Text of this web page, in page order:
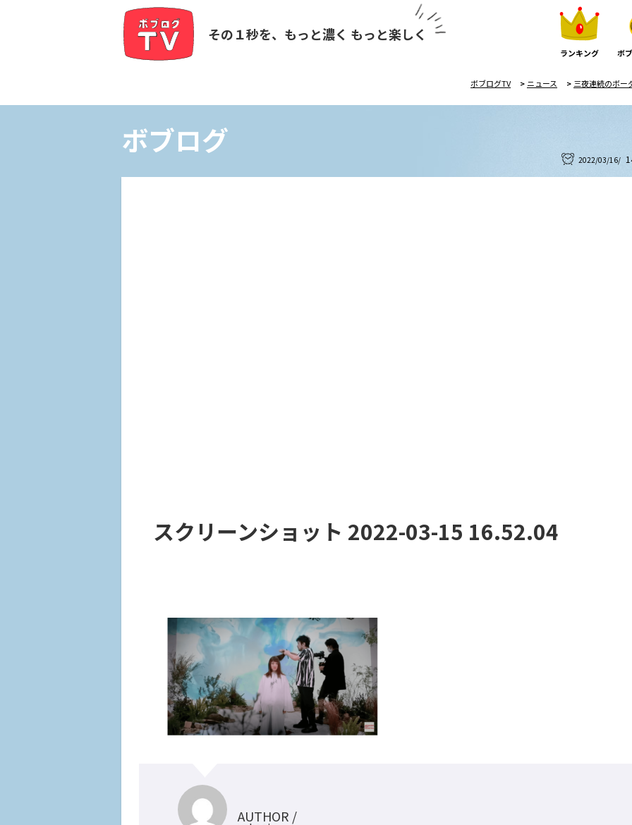
その１秒を、もっと濃く もっと楽しく
ランキング ボ
ボブログTV > ニュース > 三夜連続のボー
ボブログ
2022/03/16/
スクリーンショット 2022-03-15 16.52.04
AUTHOR /